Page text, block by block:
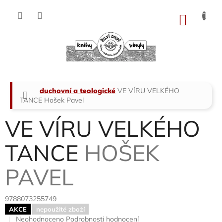
Domů
duchovní a teologické VE VÍRU VELKÉHO
TANCE Hošek Pavel
VE VÍRU VELKÉHO
TANCE HOŠEK
PAVEL
9788073255749
AKCE nepoužité zboží
Průměrné
Neohodnoceno Podrobnosti hodnocení